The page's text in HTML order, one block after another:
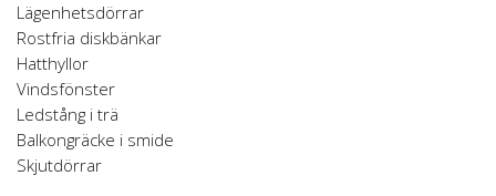
Lägenhetsdörrar
Rostfria diskbänkar
Hatthyllor
Vindsfönster
Ledstång i trä
Balkongräcke i smide
Skjutdörrar